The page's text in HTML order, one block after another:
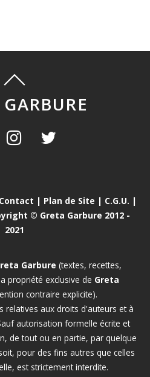
Contact | Plan de Site | C.G.U. |
© Greta Garbure 2012 -
2021
Garbure (textes, recettes,
propriété exclusive de Greta
contraire explicite).
relatives aux droits d'auteurs et à
autorisation formelle écrite et
de tout ou en partie, par quelque
pour des fins autres que celles
est strictement interdite.